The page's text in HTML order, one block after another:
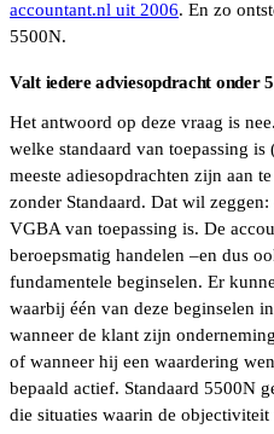
accountant.nl uit 2006. En zo
5500N.
Valt iedere adviesopdracht onder
Het antwoord op deze vraag is
welke standaard van toepassing is
meeste adiesopdrachten zijn aan
zonder Standaard. Dat wil
VGBA van toepassing is. De
beroepsmatig handelen –en dus
fundamentele beginselen. Er
waarbij één van deze beginselen
wanneer de klant zijn
of wanneer hij een waardering
bepaald actief. Standaard 5500N
die situaties waarin de